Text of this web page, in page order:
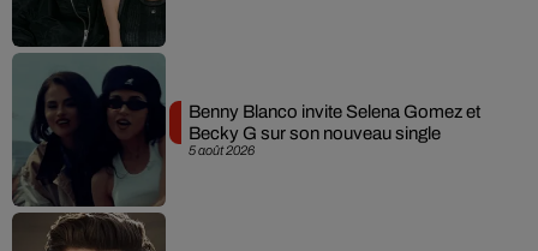
5 août 2026
Benny Blanco invite Selena Gomez et
Becky G sur son nouveau single